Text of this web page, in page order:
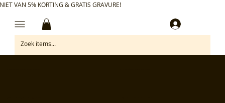
VAN 5% KORTING & GRATIS GRAVURE!